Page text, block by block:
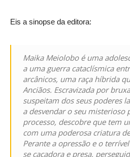
Eis a sinopse da editora:
Maika Meiolobo é uma
a uma guerra cataclísmica
arcânicos, uma raça híbrida
Anciãos. Escravizada por
suspeitam dos seus poderes
a desvendar o seu misterioso
processo, descobre que tem
com uma poderosa criatura
Perante a opressão e o
se caçadora e presa,